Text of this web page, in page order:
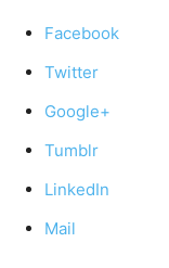
Facebook
Twitter
Google+
Tumblr
LinkedIn
Mail